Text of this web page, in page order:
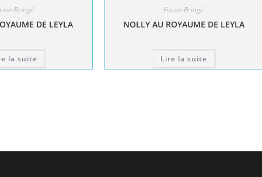
Bringé
DE LEYLA
la suite
Fauve-Bringé
NOLLY AU ROYAUME DE LEYLA
Lire la suite